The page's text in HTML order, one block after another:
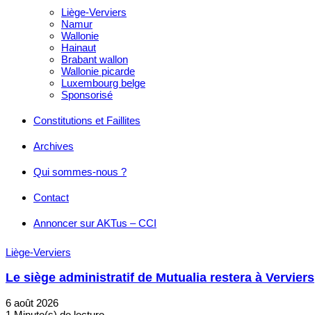
Liège-Verviers
Namur
Wallonie
Hainaut
Brabant wallon
Wallonie picarde
Luxembourg belge
Sponsorisé
Constitutions et Faillites
Archives
Qui sommes-nous ?
Contact
Annoncer sur AKTus – CCI
Liège-Verviers
Le siège administratif de Mutualia restera à Verviers
6 août 2026